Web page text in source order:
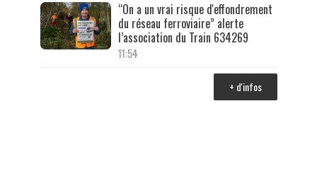
“On a un vrai risque d'effondrement
du réseau ferroviaire” alerte
l’association du Train 634269
11:54
+ d'infos